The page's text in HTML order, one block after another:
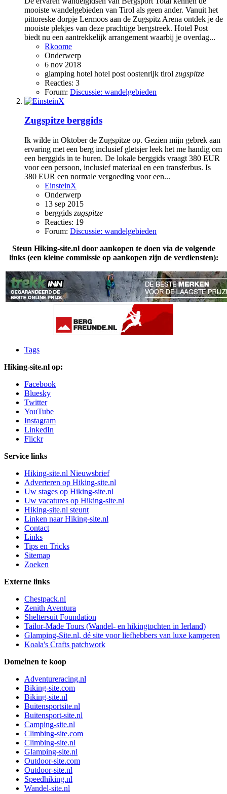
mooiste wandelgebieden van Tirol als geen ander. Vanuit het
pittoreske dorpje Lermoos aan de Zugspitz Arena ontdek je de
mooiste plekjes van deze prachtige bergstreek. Hotel Post
biedt nu een aantrekkelijk arrangement waarbij je overdag...
Rkoome
Onderwerp
6 nov 2018
glamping hotel hotel post oostenrijk tirol zugspitze
Reacties: 3
Forum: Discussie: wandelgebieden
Zugspitze berggids
Ik wilde in Oktober de Zugspitze op. Gezien mijn gebrek aan
ervaring met een berg inclusief gletsjer leek het me handig om
een berggids in te huren. De lokale berggids vraagt 380 EUR
voor een persoon, inclusief materiaal en een transferbus. Is
380 EUR een normale vergoeding voor een...
EinsteinX
Onderwerp
13 sep 2015
berggids zugspitze
Reacties: 19
Forum: Discussie: wandelgebieden
Steun Hiking-site.nl door aankopen te doen via de volgende
links (een kleine commissie op aankopen zijn de verdiensten):
Tags
Hiking-site.nl op:
Facebook
Bluesky
Twitter
YouTube
Instagram
LinkedIn
Flickr
Service links
Hiking-site.nl Nieuwsbrief
Adverteren op Hiking-site.nl
Uw stages op Hiking-site.nl
Uw vacatures op Hiking-site.nl
Hiking-site.nl steunt
Linken naar Hiking-site.nl
Contact
Links
Tips en Tricks
Sitemap
Zoeken
Externe links
Chestpack.nl
Zenith Aventura
Sheltersuit Foundation
Tailor-Made Tours (Wandel- en hikingtochten in Ierland)
Glamping-Site.nl, dé site voor liefhebbers van luxe kamperen
Koala's Crafts patchwork
Domeinen te koop
Adventureracing.nl
Biking-site.com
Biking-site.nl
Buitensportsite.nl
Buitensport-site.nl
Camping-site.nl
Climbing-site.com
Climbing-site.nl
Glamping-site.nl
Outdoor-site.com
Outdoor-site.nl
Speedhiking.nl
Wandel-site.nl